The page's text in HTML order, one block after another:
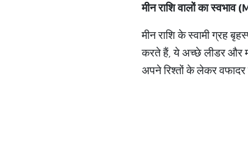
मीनराशिवालोंकास्वभाव
मीन राशि के स्वामी ग्रह
करते हैं, ये अच्छे लीडर और
अपने रिश्तों के लेकर वफादर